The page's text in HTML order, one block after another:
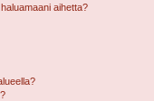
aihetta?